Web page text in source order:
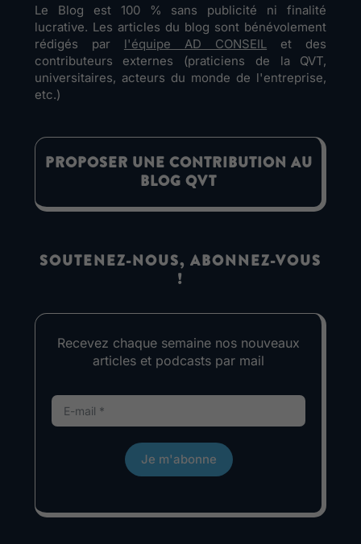
Le Blog est 100 % sans publicité ni finalité
lucrative. Les articles du blog sont bénévolement
rédigés par l'équipe AD CONSEIL et des
contributeurs externes (praticiens de la QVT,
universitaires, acteurs du monde de l'entreprise,
etc.)
PROPOSER UNE CONTRIBUTION AU
BLOG QVT
SOUTENEZ-NOUS, ABONNEZ-VOUS
!
Recevez chaque semaine nos nouveaux
articles et podcasts par mail
Je m'abonne